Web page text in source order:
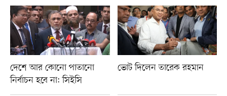
দেশে আর কোনো পাতানো
নির্বাচন হবে না: সিইসি
ভোট দিলেন তারেক রহমান